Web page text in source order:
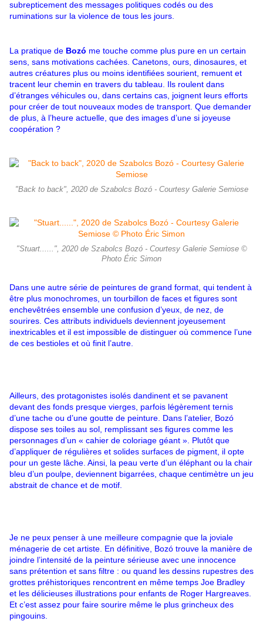
subrepticement des messages politiques codés ou des
ruminations sur la violence de tous les jours.
La pratique de Bozó me touche comme plus pure en un certain
sens, sans motivations cachées. Canetons, ours, dinosaures, et
autres créatures plus ou moins identifiées sourient, remuent et
tracent leur chemin en travers du tableau. Ils roulent dans
d’étranges véhicules ou, dans certains cas, joignent leurs efforts
pour créer de tout nouveaux modes de transport. Que demander
de plus, à l’heure actuelle, que des images d’une si joyeuse
coopération ?
"Back to back", 2020 de Szabolcs Bozó - Courtesy Galerie Semiose
"Stuart......", 2020 de Szabolcs Bozó - Courtesy Galerie Semiose ©
Photo Éric Simon
Dans une autre série de peintures de grand format, qui tendent à
être plus monochromes, un tourbillon de faces et figures sont
enchevêtrées ensemble une confusion d’yeux, de nez, de
sourires. Ces attributs individuels deviennent joyeusement
inextricables et il est impossible de distinguer où commence l’une
de ces bestioles et où finit l’autre.
Ailleurs, des protagonistes isolés dandinent et se pavanent
devant des fonds presque vierges, parfois légèrement ternis
d’une tache ou d’une goutte de peinture. Dans l’atelier, Bozó
dispose ses toiles au sol, remplissant ses figures comme les
personnages d’un « cahier de coloriage géant ». Plutôt que
d’appliquer de régulières et solides surfaces de pigment, il opte
pour un geste lâche. Ainsi, la peau verte d’un éléphant ou la chair
bleu d’un poulpe, deviennent bigarrées, chaque centimètre un jeu
abstrait de chance et de motif.
Je ne peux penser à une meilleure compagnie que la joviale
ménagerie de cet artiste. En définitive, Bozó trouve la manière de
joindre l’intensité de la peinture sérieuse avec une innocence
sans prétention et sans filtre : ou quand les dessins rupestres des
grottes préhistoriques rencontrent en même temps Joe Bradley
et les délicieuses illustrations pour enfants de Roger Hargreaves.
Et c’est assez pour faire sourire même le plus grincheux des
pingouins.